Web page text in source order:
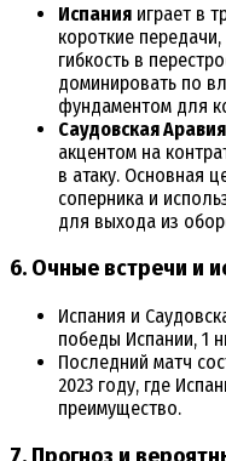
Испания играет в
короткие
гибкость в
доминировать по
фундаментом для
Саудовская Аравия
акцентом на
в атаку. Основная
соперника и
для выхода из
6. Очные встречи и
Испания и
победы Испании, 1
Последний матч
2023 году, где
преимущество.